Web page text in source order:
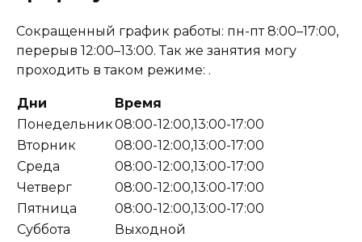
Сокращенный график работы: пн-пт 8:00–17:00,
перерыв 12:00–13:00. Так же занятия могу
проходить в таком режиме: .
Дни
Время
Понедельник08:00-12:00,13:00-17:00
Вторник
08:00-12:00,13:00-17:00
Среда
08:00-12:00,13:00-17:00
Четверг
08:00-12:00,13:00-17:00
Пятница
08:00-12:00,13:00-17:00
Суббота
Выходной